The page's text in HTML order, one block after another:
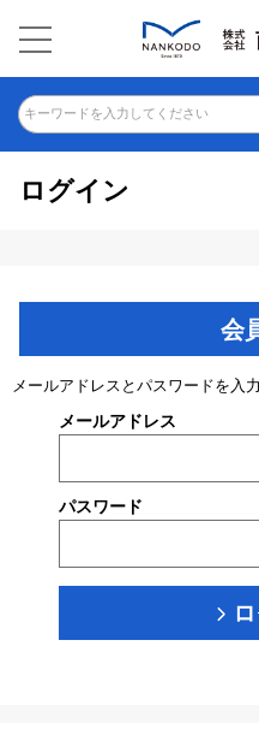
キーワードを入力してください
ログイン
会
メールアドレスとパスワードを入
メールアドレス
パスワード